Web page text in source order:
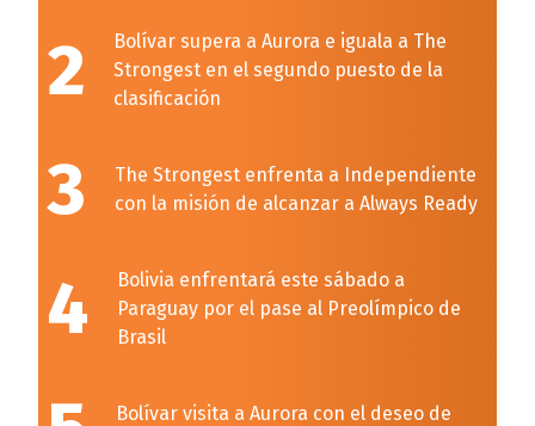
2
Bolívar supera a Aurora e iguala a The
Strongest en el segundo puesto de la
clasificación
3
The Strongest enfrenta a Independiente
con la misión de alcanzar a Always Ready
4
Bolivia enfrentará este sábado a
Paraguay por el pase al Preolímpico de
Brasil
Bolívar visita a Aurora con el deseo de